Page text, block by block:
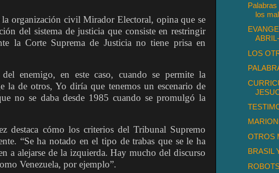
organización civil Mirador Electoral, opina que se
del sistema de justicia que consiste en restringir
la Corte Suprema de Justicia no tiene prisa en
enemigo, en este caso, cuando se permite la
la de otros, Yo diría que tenemos un escenario de
no se daba desde 1985 cuando se promulgó la
destaca cómo los criterios del Tribunal Supremo
“Se ha notado en el tipo de trabas que se le ha
a alejarse de la izquierda. Hay mucho del discurso
Venezuela, por ejemplo”.
los
LOS
OTROS
BRASIL